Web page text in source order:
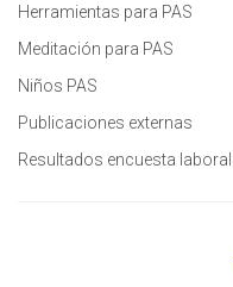
Herramientas para PAS
Meditación para PAS
Niños PAS
Publicaciones externas
Resultados encuesta laboral